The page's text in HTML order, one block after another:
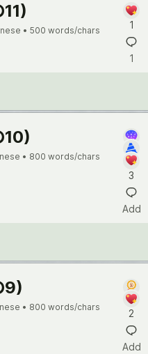
• 500 words/chars 1
1
10)
• 800 words/chars
3
Add
9)
• 800 words/chars
2
Add